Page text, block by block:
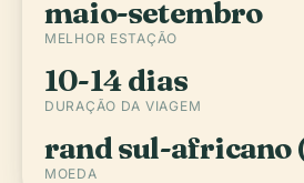
maio-setembro
MELHOR ESTAÇÃO
10-14 dias
DURAÇÃO DA VIAGEM
rand sul-africano
MOEDA